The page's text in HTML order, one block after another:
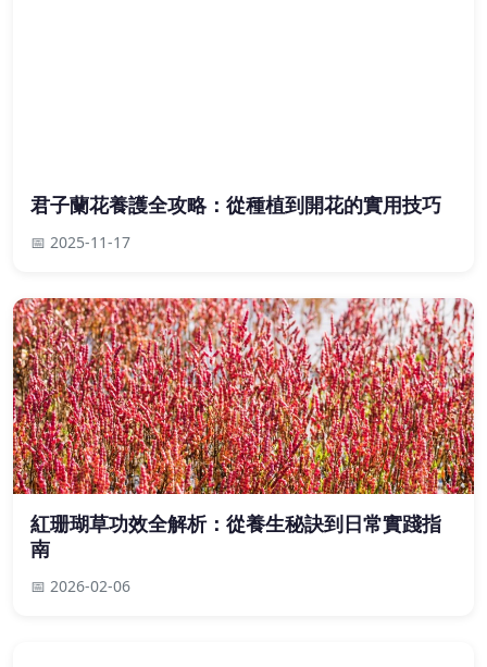
君子蘭花養護全攻略：從種植到開花的實用技巧
📅 2025-11-17
紅珊瑚草功效全解析：從養生秘訣到日常實踐指
南
📅 2026-02-06